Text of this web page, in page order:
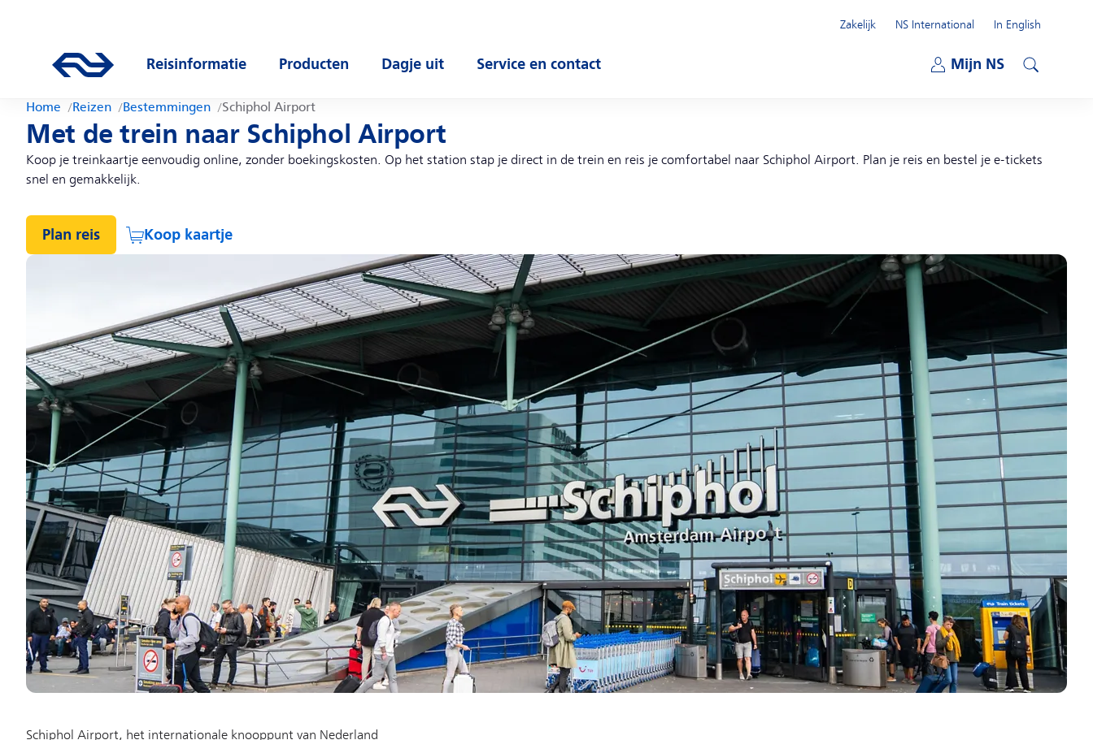
Ga naar de homepage van ns.nl
Reisinformatie
Producten
Dagje uit
Service en contact
Mijn NS
Zakelijk
NS International
In English
Home Reizen Bestemmingen Schiphol Airport
Met de trein naar Schiphol Airport
Koop je treinkaartje eenvoudig online, zonder boekingskosten. Op het station stap je direct in de trein en reis je comfortabel naar Schiphol Airport. Plan je reis en bestel je e-tickets
snel en gemakkelijk.
Plan reis Koop kaartje